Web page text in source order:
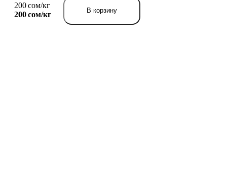
200 сом/кг
200 сом/кг В корзину